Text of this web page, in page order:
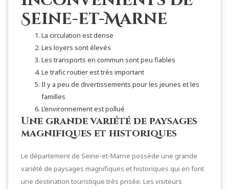
Seine-et-Marne
La circulation est dense
Les loyers sont élevés
Les transports en commun sont peu fiables
Le trafic routier est très important
Il y a peu de divertissements pour les jeunes et les
familles
L’environnement est pollué
Une grande variété de paysages
magnifiques et historiques
Le département de Seine-et-Marne possède une grande
variété de paysages magnifiques et historiques qui en font
une destination touristique très prisée. Les visiteurs